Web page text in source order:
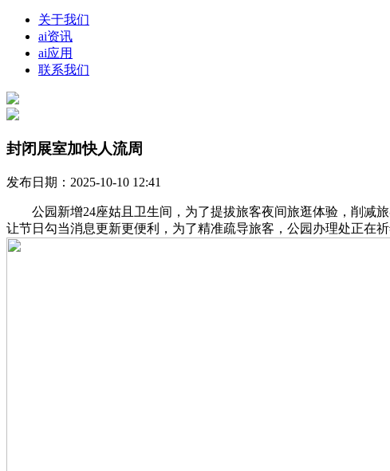
关于我们
ai资讯
ai应用
联系我们
封闭展室加快人流周
发布日期：2025-10-10 12:41
公园新增24座姑且卫生间，为了提拔旅客夜间旅逛体验，削减旅
让节日勾当消息更新更便利，为了精准疏导旅客，公园办理处正在